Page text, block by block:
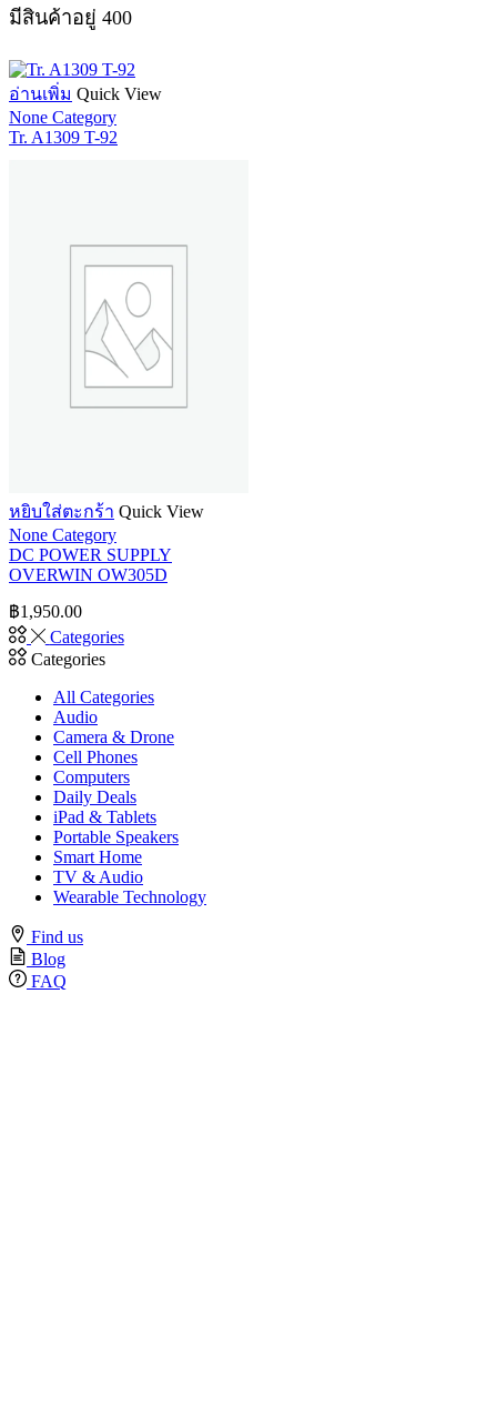
มีสินค้าอยู่ 400
อ่านเพิ่ม Quick View
None Category
Tr. A1309 T-92
หยิบใส่ตะกร้า Quick View
None Category
DC POWER SUPPLY
OVERWIN OW305D
฿1,950.00
Categories
Categories
All Categories
Audio
Camera & Drone
Cell Phones
Computers
Daily Deals
iPad & Tablets
Portable Speakers
Smart Home
TV & Audio
Wearable Technology
Find us
Blog
FAQ